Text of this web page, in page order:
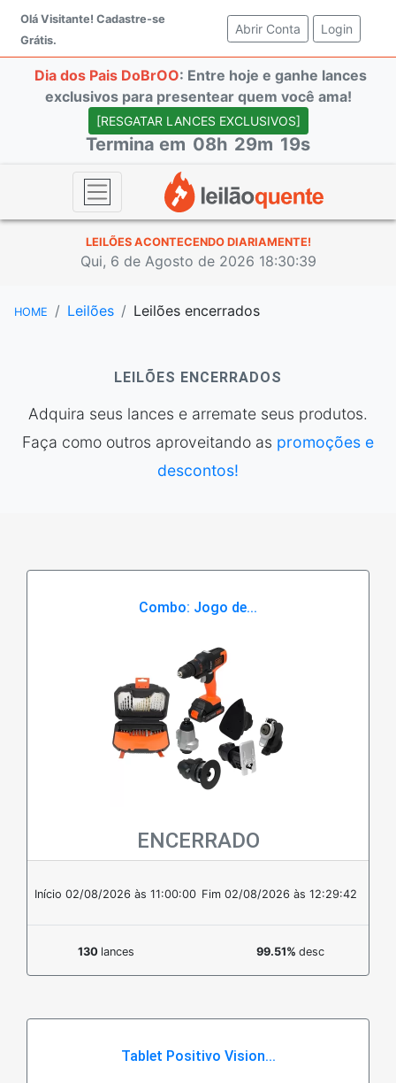
Olá Visitante! Cadastre-se
Grátis.
Abrir Conta (current)
Login
Dia dos Pais DoBrOO: Entre hoje e ganhe lances
exclusivos para presentear quem você ama!
[RESGATAR LANCES EXCLUSIVOS]
Termina em 08h 29m 18s
LEILÕES ACONTECENDO DIARIAMENTE!
Qui, 6 de Agosto de 2026 18:30:40
HOME Leilões Leilões encerrados
LEILÕES ENCERRADOS
Adquira seus lances e arremate seus produtos.
Faça como outros aproveitando as promoções e
descontos!
Combo: Jogo de...
ENCERRADO
Início 02/08/2026 às 11:00:00 Fim 02/08/2026 às 12:29:42
130 lances 99.51% desc
Tablet Positivo Vision...